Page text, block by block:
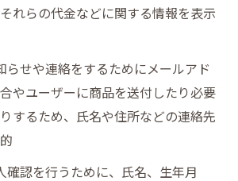
れらの代金などに関する情報を表示
らせや連絡をするためにメールアド
やユーザーに商品を送付したり必要
するため、氏名や住所などの連絡先
確認を行うために、氏名、生年月